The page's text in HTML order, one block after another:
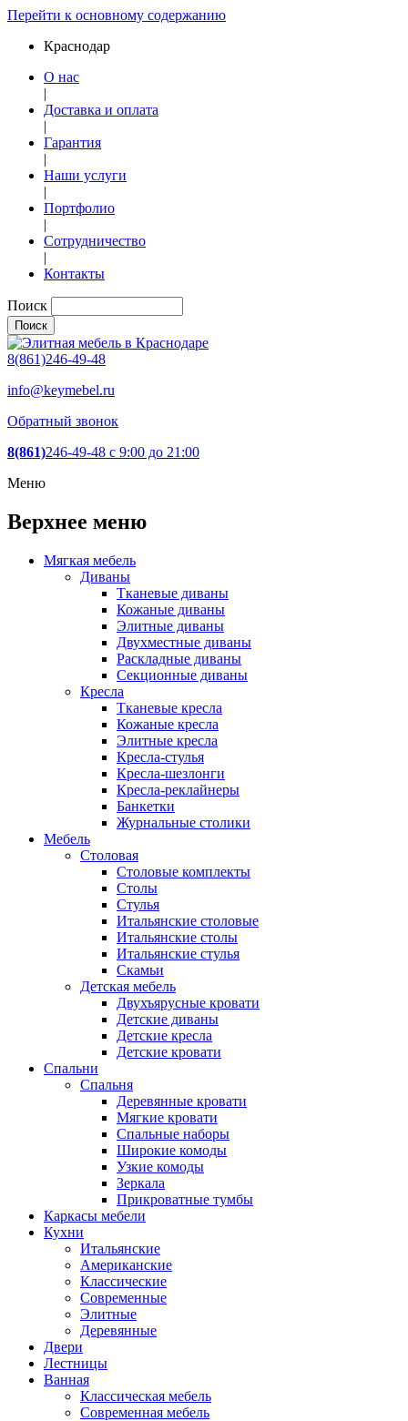
Перейти к основному содержанию
Краснодар
О нас
|
Доставка и оплата
|
Гарантия
|
Наши услуги
|
Портфолио
|
Сотрудничество
|
Контакты
Поиск
8(861)246-49-48
info@keymebel.ru
Обратный звонок
8(861)246-49-48 c 9:00 до 21:00
Меню
Верхнее меню
Мягкая мебель
Диваны
Тканевые диваны
Кожаные диваны
Элитные диваны
Двухместные диваны
Раскладные диваны
Секционные диваны
Кресла
Тканевые кресла
Кожаные кресла
Элитные кресла
Кресла-стулья
Кресла-шезлонги
Кресла-реклайнеры
Банкетки
Журнальные столики
Мебель
Столовая
Столовые комплекты
Столы
Стулья
Итальянские столовые
Итальянские столы
Итальянские стулья
Скамьи
Детская мебель
Двухъярусные кровати
Детские диваны
Детские кресла
Детские кровати
Спальни
Спальня
Деревянные кровати
Мягкие кровати
Спальные наборы
Широкие комоды
Узкие комоды
Зеркала
Прикроватные тумбы
Каркасы мебели
Кухни
Итальянские
Американские
Классические
Современные
Элитные
Деревянные
Двери
Лестницы
Ванная
Классическая мебель
Современная мебель